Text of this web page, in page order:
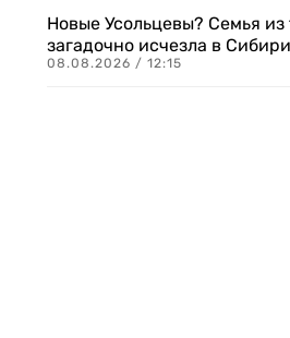
Новые Усольцевы? Семья из
загадочно исчезла в Сибири
08.08.2026 / 12:15